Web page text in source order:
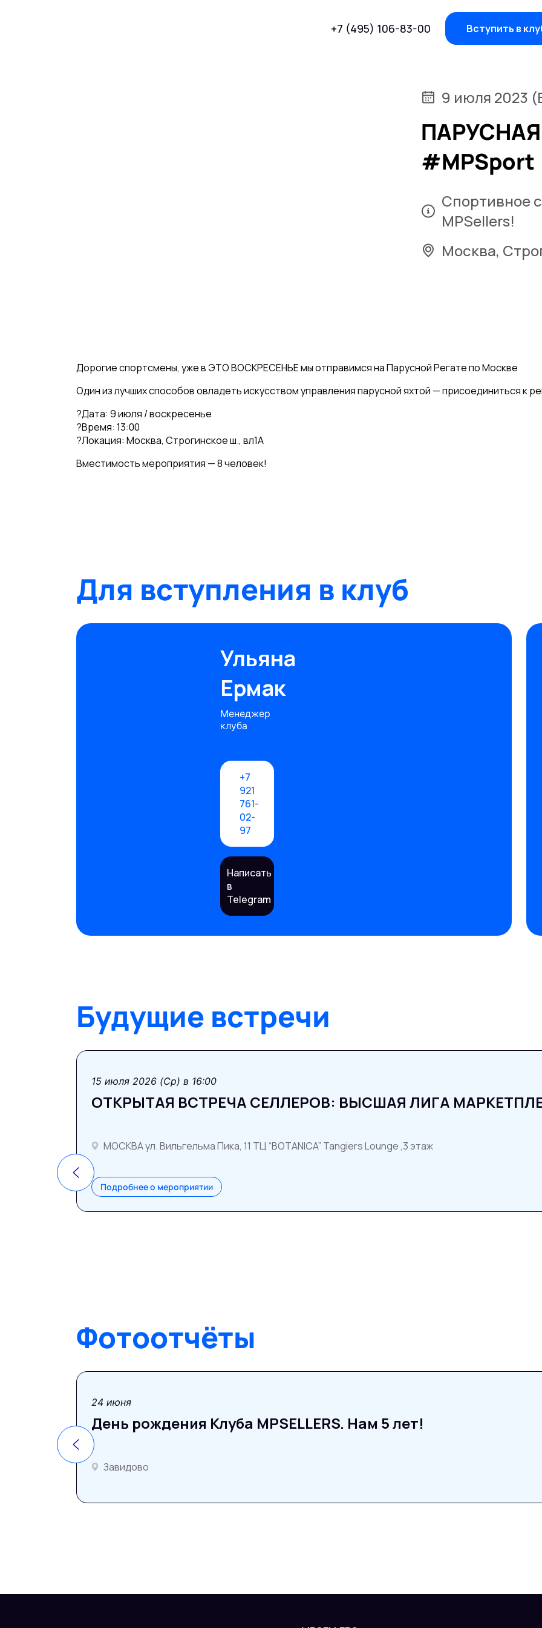
+7 (495) 106-83-00 Вступить в
9 июля 2023
#MPSport
Спортивное
MPSellers!
Москва,
Дорогие спортсмены, уже в ЭТО ВОСКРЕСЕНЬЕ мы отправимся на Парусной Регате по Москве
Один из лучших способов овладеть искусством управления парусной яхтой — присоединиться к
?Дата: 9 июля / воскресенье
?Время: 13:00
?Локация: Москва, Строгинское ш., вл1А
Вместимость мероприятия — 8 человек!
Для вступления в клуб
Ульяна
Ермак
Менеджер
клуба
+7
921
761-
02-
97
Написать
в
Telegram
Будущие встречи
15 июля 2026 (Ср) в 16:00
ОТКРЫТАЯ ВСТРЕЧА СЕЛЛЕРОВ: ВЫСШАЯ ЛИГА
МОСКВА ул. Вильгельма Пика, 11 ТЦ “BOTANICA” Tangiers Lounge ,3 этаж
Подробнее о мероприятии
Фотоотчёты
фотоотчёт
24 июня
День рождения Клуба MPSELLERS. Нам 5 лет!
Завидово